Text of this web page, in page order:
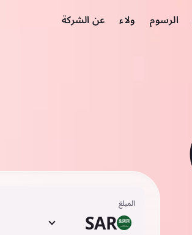
الرسوم ولاء عن الشركة
المبلغ
SAR